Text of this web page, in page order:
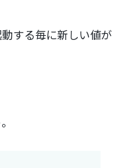
する毎に新しい値が